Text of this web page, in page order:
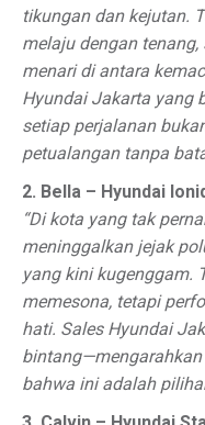
tikungan dan kejutan.
melaju dengan
menari di antara
Hyundai Jakarta yang
setiap perjalanan
petualangan tanpa
2. Bella – Hyundai
“Di kota yang tak
meninggalkan jejak
yang kini kugenggam.
memesona, tetapi
hati. Sales Hyundai
bahwa ini adalah